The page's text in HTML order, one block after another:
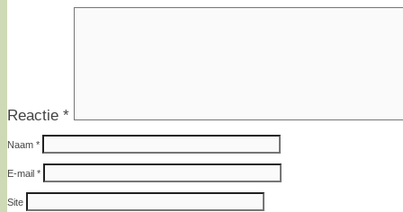
Reactie *
Naam *
E-mail *
Site